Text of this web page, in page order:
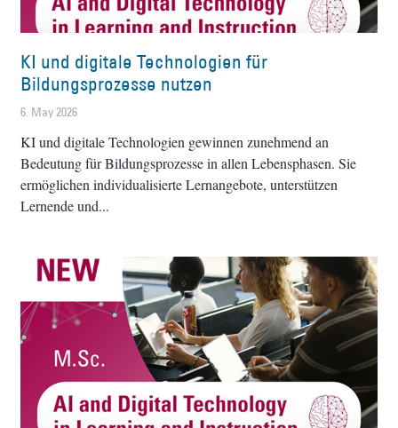
KI und digitale Technologien für
Bildungsprozesse nutzen
6. May 2026
KI und digitale Technologien gewinnen zunehmend an
Bedeutung für Bildungsprozesse in allen Lebensphasen. Sie
ermöglichen individualisierte Lernangebote, unterstützen
Lernende und